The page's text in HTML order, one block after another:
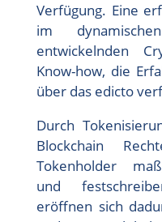
Verfügung. Eine
im
entwickelnden
Know-how, die
über das edicto
Durch
Blockchain
Tokenholder
und
eröffnen sich